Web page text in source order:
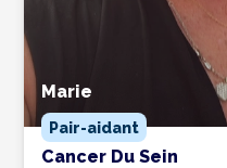
Marie
Pair-aidant
Cancer Du Sein